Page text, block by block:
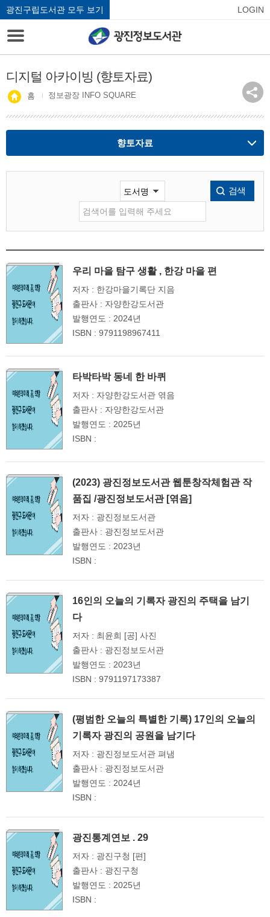
광진구립도서관 모두 보기 LOGIN
디지털 아카이빙 (향토자료)
홈 정보광장 INFO SQUARE
향토자료
검색
우리 마을 탐구 생활 , 한강 마을 편
저자 : 한강마을기록단 지음
출판사 : 자양한강도서관
발행연도 : 2024년
ISBN : 9791198967411
타박타박 동네 한 바퀴
저자 : 자양한강도서관 엮음
출판사 : 자양한강도서관
발행연도 : 2025년
ISBN :
(2023) 광진정보도서관 웹툰창작체험관 작
품집 /광진정보도서관 [엮음]
저자 : 광진정보도서관
출판사 : 광진정보도서관
발행연도 : 2023년
ISBN :
16인의 오늘의 기록자 광진의 주택을 남기
다
저자 : 최윤희 [공] 사진
출판사 : 광진정보도서관
발행연도 : 2023년
ISBN : 9791197173387
(평범한 오늘의 특별한 기록) 17인의 오늘의
기록자 광진의 공원을 남기다
저자 : 광진정보도서관 펴냄
출판사 : 광진정보도서관
발행연도 : 2024년
ISBN :
광진통계연보 . 29
저자 : 광진구청 [편]
출판사 : 광진구청
발행연도 : 2025년
ISBN :